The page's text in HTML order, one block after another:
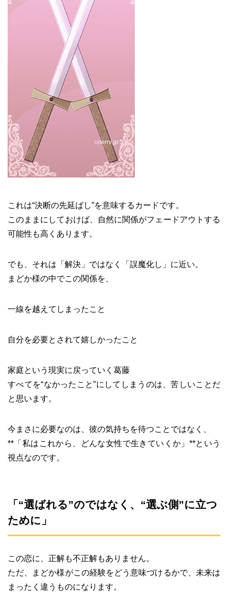
これは“決断の先延ばし”を意味するカードです。
このままにしておけば、自然に関係がフェードアウトする
可能性も高くあります。
でも、それは「解決」ではなく「誤魔化し」に近い。
まどか様の中でこの関係を、
一線を越えてしまったこと
自分を必要とされて嬉しかったこと
家庭という現実に戻っていく葛藤
すべてを“なかったこと”にしてしまうのは、苦しいことだ
と思います。
今まさに必要なのは、彼の気持ちを待つことではなく、
**「私はこれから、どんな女性で生きていくか」**という
視点なのです。
「“選ばれる”のではなく、“選ぶ側”に立つ
ために」
この恋に、正解も不正解もありません。
ただ、まどか様がこの経験をどう意味づけるかで、未来は
まったく違うものになります。